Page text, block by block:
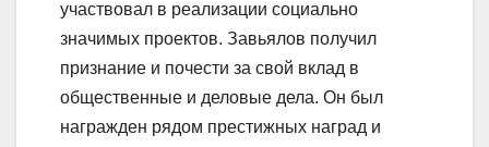
участвовал в реализации социально
значимых проектов. Завьялов получил
признание и почести за свой вклад в
общественные и деловые дела. Он был
награжден рядом престижных наград и